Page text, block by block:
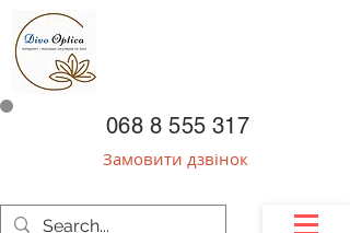
068 8 555 317
Замовити дзвінок